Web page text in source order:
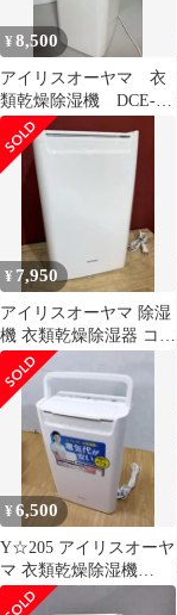
¥8,500
アイリスオーヤマ 衣
類乾燥除湿機 DCE-
6515 2023年製 送料無
料
¥ 7,950
アイリスオーヤマ 除湿
機 衣類乾燥除湿器 コン
プレッサー式 DCE-
6515
¥6,500
Y☆205 アイリスオーヤ
マ 衣類乾燥除湿機
DCE-6515